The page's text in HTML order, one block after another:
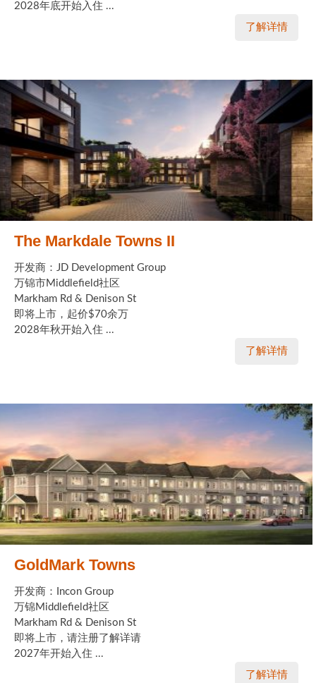
2028年底开始入住 ...
了解详情
The Markdale Towns II
开发商：JD Development Group
万锦市Middlefield社区
Markham Rd & Denison St
即将上市，起价$70余万
2028年秋开始入住 ...
了解详情
GoldMark Towns
开发商：Incon Group
万锦Middlefield社区
Markham Rd & Denison St
即将上市，请注册了解详请
2027年开始入住 ...
了解详情